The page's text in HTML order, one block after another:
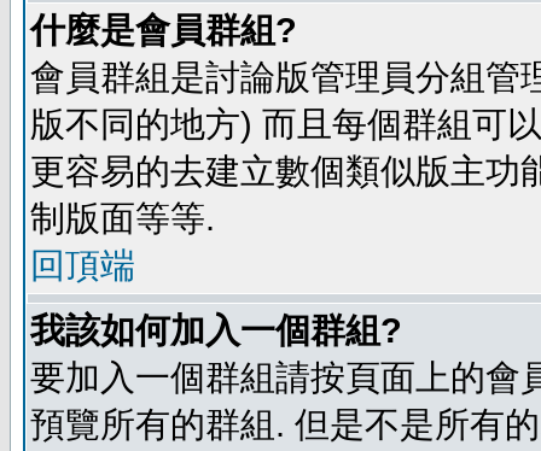
什麼是會員群組?
會員群組是討論版管理員分組管
版不同的地方) 而且每個群組可
更容易的去建立數個類似版主功
制版面等等.
回頂端
我該如何加入一個群組?
要加入一個群組請按頁面上的會
預覽所有的群組. 但是不是所有